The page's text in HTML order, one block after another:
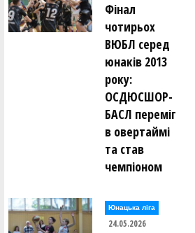
Фінал
чотирьох
ВЮБЛ серед
юнаків 2013
року:
ОСДЮСШОР-
БАСЛ переміг
в овертаймі
та став
чемпіоном
Юнацька ліга
24.05.2026